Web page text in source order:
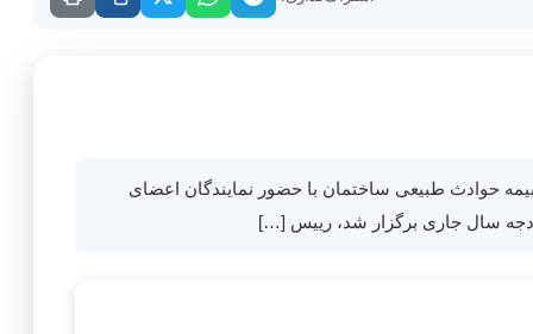
شهریورماه ۱۴۰۲ نشست کمیسیون تخصصی صندوق بیمه حوادث طبیعی ساختمان با حضور نمایندگان اعضای